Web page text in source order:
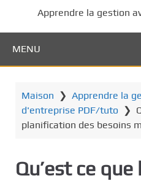
o
Apprendre la gestion
MENU
Maison ❯ Apprendre la
d'entreprise PDF/tuto ❯
planification des besoins
Qu’est ce que